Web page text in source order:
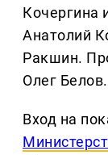
Кочергина
Анатолий
Ракшин.
Олег Белов.
Вход на